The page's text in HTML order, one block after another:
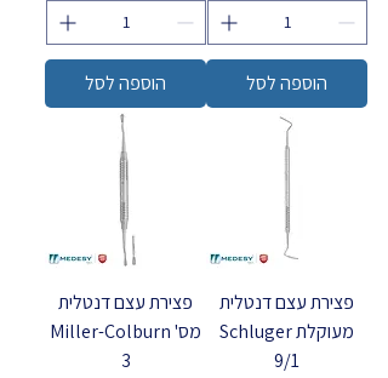
הוספה לסל הוספה לסל
פצירת עצם דנטלית
מעוקלת Schluger
9/1
פצירת עצם דנטלית
מס' Miller-Colburn
3